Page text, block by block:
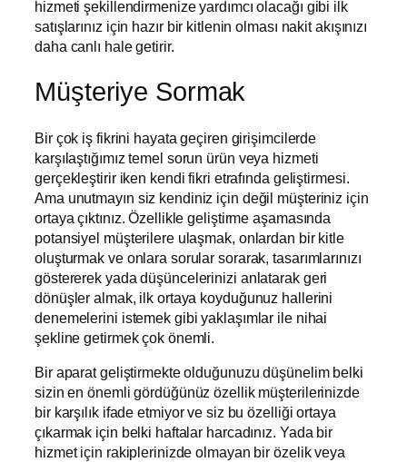
hizmeti şekillendirmenize yardımcı olacağı gibi ilk
satışlarınız için hazır bir kitlenin olması nakit akışınızı
daha canlı hale getirir.
Müşteriye Sormak
Bir çok iş fikrini hayata geçiren girişimcilerde
karşılaştığımız temel sorun ürün veya hizmeti
gerçekleştirir iken kendi fikri etrafında geliştirmesi.
Ama unutmayın siz kendiniz için değil müşteriniz için
ortaya çıktınız. Özellikle geliştirme aşamasında
potansiyel müşterilere ulaşmak, onlardan bir kitle
oluşturmak ve onlara sorular sorarak, tasarımlarınızı
göstererek yada düşüncelerinizi anlatarak geri
dönüşler almak, ilk ortaya koyduğunuz hallerini
denemelerini istemek gibi yaklaşımlar ile nihai
şekline getirmek çok önemli.
Bir aparat geliştirmekte olduğunuzu düşünelim belki
sizin en önemli gördüğünüz özellik müşterilerinizde
bir karşılık ifade etmiyor ve siz bu özelliği ortaya
çıkarmak için belki haftalar harcadınız. Yada bir
hizmet için rakiplerinizde olmayan bir özelik veya